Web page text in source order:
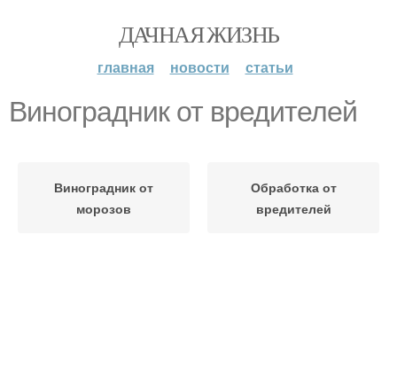
ДАЧНАЯ ЖИЗНЬ
главная новости статьи
Виноградник от вредителей
Виноградник от
морозов
Обработка от
вредителей